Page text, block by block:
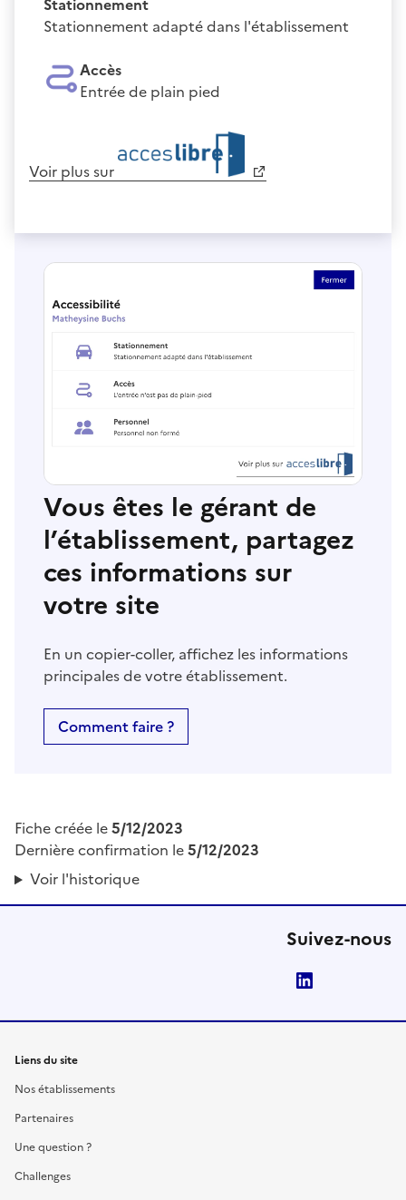
Stationnement adapté dans l'établissement
Accès
Entrée de plain pied
Voir plus sur
Vous êtes le gérant de
l’établissement, partagez
ces informations sur
votre site
En un copier-coller, affichez les informations
principales de votre établissement.
Comment faire ?
Fiche créée le5/12/2023
Dernière confirmation le5/12/2023
Voir l'historique
Suivez-nous
Liens du site
Nos établissements
Partenaires
Une question ?
Challenges